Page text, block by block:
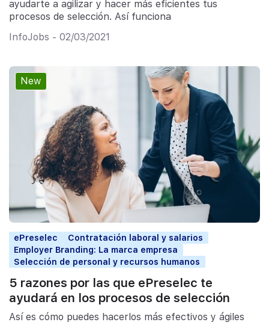
ayudarte a agilizar y hacer más eficientes tus
procesos de selección. Así funciona
InfoJobs - 02/03/2021
New
ePreselec
Contratación laboral y salarios
Employer Branding: La marca empresa
Selección de personal y recursos humanos
5 razones por las que ePreselec te
ayudará en los procesos de selección
Así es cómo puedes hacerlos más efectivos y ágiles